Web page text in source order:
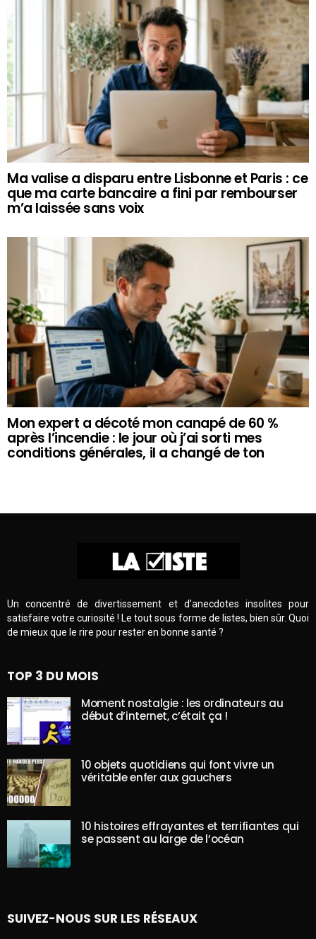
Ma valise a disparu entre Lisbonne et Paris : ce
que ma carte bancaire a fini par rembourser
m’a laissée sans voix
Mon expert a décoté mon canapé de 60 %
après l’incendie : le jour où j’ai sorti mes
conditions générales, il a changé de ton
Un concentré de divertissement et d’anecdotes insolites pour
satisfaire votre curiosité ! Le tout sous forme de listes, bien sûr. Quoi
de mieux que le rire pour rester en bonne santé ?
TOP 3 DU MOIS
Moment nostalgie : les ordinateurs au
début d’internet, c’était ça !
10 objets quotidiens qui font vivre un
véritable enfer aux gauchers
10 histoires effrayantes et terrifiantes qui
se passent au large de l’océan
SUIVEZ-NOUS SUR LES RÉSEAUX